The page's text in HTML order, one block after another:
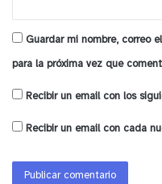
Guardar mi nombre, correo
para la próxima vez que
Recibir un email con los
Recibir un email con cada